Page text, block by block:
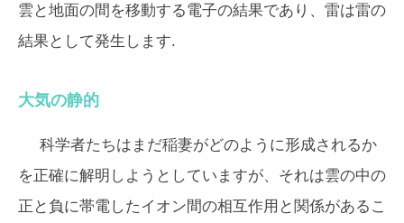
雲と地面の間を移動する電子の結果であり、雷は雷の
結果として発生します.
大気の静的
科学者たちはまだ稲妻がどのように形成されるか
を正確に解明しようとしていますが、それは雲の中の
正と負に帯電したイオン間の相互作用と関係があるこ